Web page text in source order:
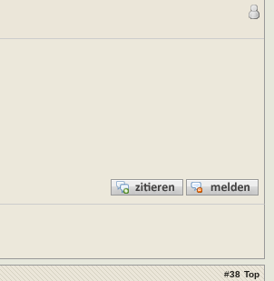
#38 Top